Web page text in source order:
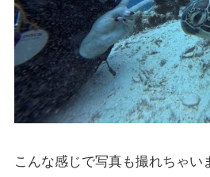
こんな感じで写真も撮れちゃい